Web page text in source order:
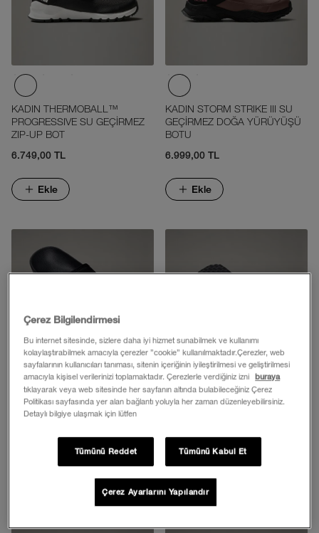
KADIN THERMOBALL™
PROGRESSIVE SU GEÇİRMEZ
ZIP-UP BOT
6.749,00 TL
Ekle
KADIN STORM STRIKE III SU
GEÇİRMEZ DOĞA YÜRÜYÜŞÜ
BOTU
6.999,00 TL
Ekle
ÇOCUK BASE CAMP TERLİK III
2.299,00 TL
(-%25) 2.499,00 TL
Ekle
Çerez Bilgilendirmesi
Bu internet sitesinde, sizlere daha iyi hizmet sunabilmek ve kullanımı
kolaylaştırabilmek amacıyla çerezler ”cookie” kullanılmaktadır.Çerezler, web
sayfalarının kullanıcıları tanıması, sitenin içeriğinin iyileştirilmesi ve geliştirilmesi
amacıyla kişisel verilerinizi toplamaktadır. Çerezlerle verdiğiniz izni
buraya
tıklayarak veya web sitesinde her sayfanın altında bulabileceğiniz Çerez
Politikası sayfasında yer alan bağlantı yoluyla her zaman düzenleyebilirsiniz.
Detaylı bilgiye ulaşmak için lütfen
Tümünü Reddet Tümünü Kabul Et
Çerez Ayarlarını Yapılandır